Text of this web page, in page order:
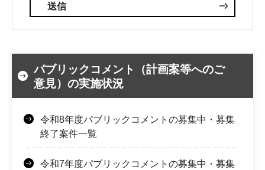
パブリックコメント（計画案等へのご
意見）の実施状況
令和8年度パブリックコメントの募集中・募集
終了案件一覧
令和7年度パブリックコメントの募集中・募集